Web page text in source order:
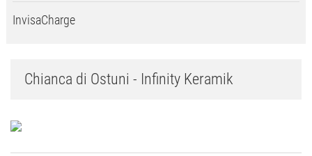
InvisaCharge
Chianca di Ostuni - Infinity Keramik